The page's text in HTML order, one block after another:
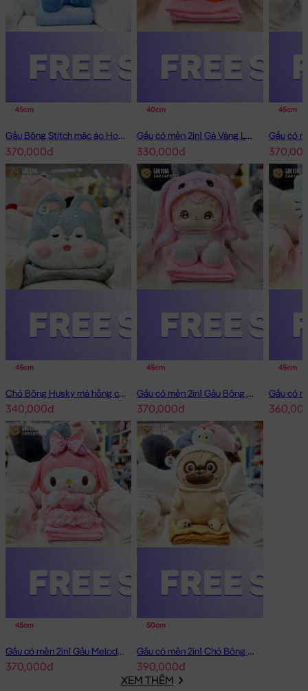
Gối mền Doremon dạng hình chữ nhật
sách những sản phẩmGấu Bông Gối Mền 2in1BÁN CHẠY và
đang được các bạn trẻ YÊU THÍCH NHẤT.
Gối mền Doremon dạng hình chữ nhậtđược thiết kế với 1 kích
thước Gấu Bông lớn nhỏ khác nhau: 40cm
Cách đo Size Gấu Bông:
Gấu Ngồi (có chân): được đo từ đầu đến mông + từ
mông đến chân (Theo chữ L)
Gấu Dài: được đo từ đầu đến phần dài cuối cùng
chất liệu lông cao cấp, bên trong Gấu được nhồi 100% gòn trắng
đàn hồi tinh khiết, giúp Gối mền Doremon dạng hình chữ nhật
khi mua hàng bạn sẽ được đăng ký thông tin vào hệ thống, ngay
lập tức bạn sẽ được tích lũy điểm =3%
45cm
Gấu Bông Stitch mặc áo Hoodie Jean có mền 2in1
370,000đ
40cm
Gấu có mền 2in1 Gà Vàng Lông Smooth
330,000đ
45cm
45cm
Chó Bông Husky má hồng có mền 2in1
340,000đ
45cm
Gấu có mền 2in1 Gấu Bông Little Boy
370,000đ
45cm
45cm
Gấu có mền 2in1 Gấu Melody Đầm Hồng Ôm Tim
370,000đ
50cm
Gấu có mền 2in1 Chó Bông Mặt Xệ Đội Gà
390,000đ
XEM THÊM